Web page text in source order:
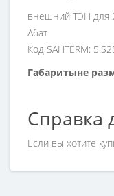
внешний ТЭН для
Абат
Код SAHTERM:
Габаритыне
Справка
Если вы хотите
сложности